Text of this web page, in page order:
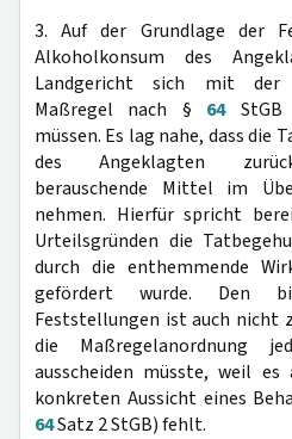
3. Auf der Grundlage der
Alkoholkonsum des
Landgericht sich mit der
Maßregel nach § 64StGB
müssen. Es lag nahe, dass die
des Angeklagten
berauschende Mittel im
nehmen. Hierfür spricht
Urteilsgründen die
durch die enthemmende
gefördert wurde. Den
Feststellungen ist auch nicht
die Maßregelanordnung
ausscheiden müsste, weil es
konkreten Aussicht eines
64Satz 2 StGB) fehlt.